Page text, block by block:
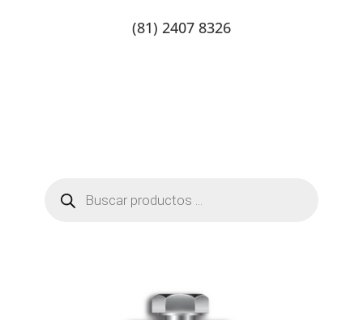
(81) 2407 8326
productos